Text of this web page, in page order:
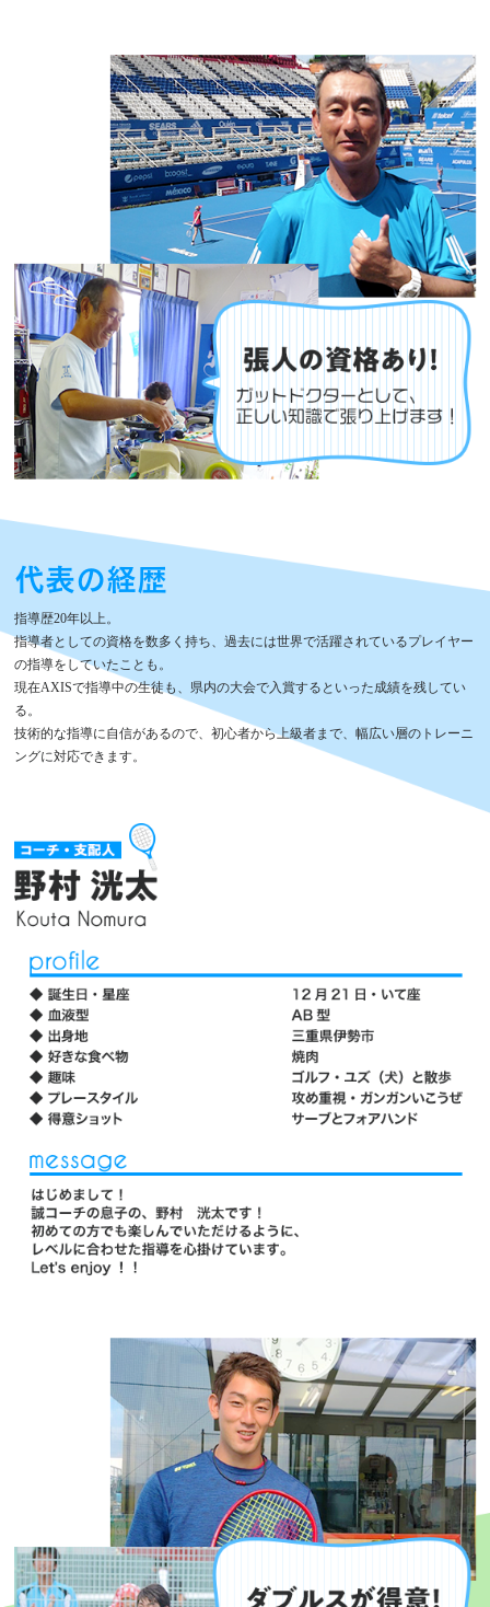
代表の経歴
指導歴20年以上。
指導者としての資格を数多く持ち、過去には世界で活躍されているプレイヤー
の指導をしていたことも。
現在AXISで指導中の生徒も、県内の大会で入賞するといった成績を残してい
る。
技術的な指導に自信があるので、初心者から上級者まで、幅広い層のトレーニ
ングに対応できます。